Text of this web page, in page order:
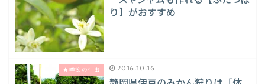
り】がおすすめ
★季節の行事 2016.10.16